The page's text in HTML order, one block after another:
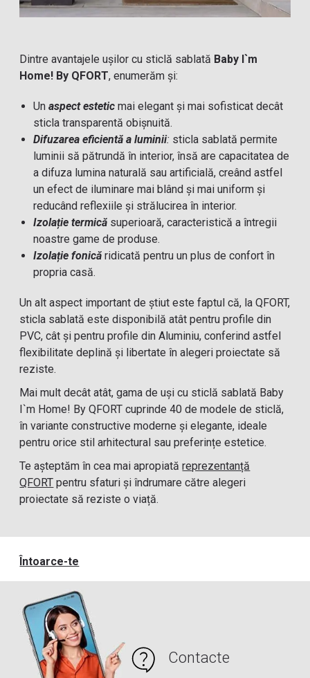
Dintre avantajele ușilor cu sticlă sablată Baby I`m
Home! By QFORT, enumerăm și:
Unaspect estetic mai elegant și mai sofisticat decât
sticla transparentă obișnuită.
Difuzarea eficientă a luminii: sticla sablată permite
luminii să pătrundă în interior, însă are capacitatea de
a difuza lumina naturală sau artificială, creând astfel
un efect de iluminare mai blând și mai uniform și
reducând reflexiile și strălucirea în interior.
Izolație termică superioară, caracteristică a întregii
noastre game de produse.
Izolație fonicăridicată pentru un plus de confort în
propria casă.
Un alt aspect important de știut este faptul că, la QFORT,
sticla sablată este disponibilă atât pentru profile din
PVC, cât și pentru profile din Aluminiu, conferind astfel
flexibilitate deplină și libertate în alegeri proiectate să
reziste.
Mai mult decât atât, gama de uși cu sticlă sablată Baby
I`m Home! By QFORT cuprinde 40 de modele de sticlă,
în variante constructive moderne și elegante, ideale
pentru orice stil arhitectural sau preferințe estetice.
Te așteptăm în cea mai apropiatăreprezentanță
QFORT pentru sfaturi și îndrumare către alegeri
proiectate să reziste o viață.
Întoarce-te
Contacte